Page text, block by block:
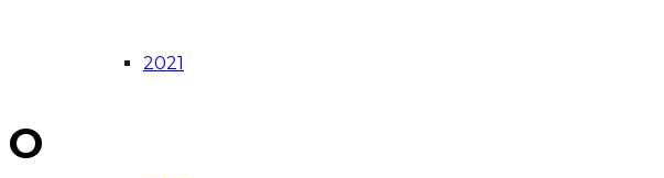
2021
О Запрокулу